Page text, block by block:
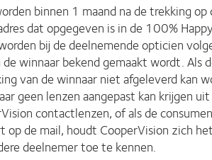
binnen 1 maand na de trekking
dat opgegeven is in de 100%
bij de deelnemende opticien
de winnaar bekend gemaakt wordt. Als
van de winnaar niet afgeleverd kan
geen lenzen aangepast kan krijgen
contactlenzen, of als de
op de mail, houdt CooperVision zich
deelnemer toe te kennen.